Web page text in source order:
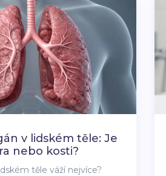
v lidském těle: Je
nebo kosti?
těle váží nejvíce?